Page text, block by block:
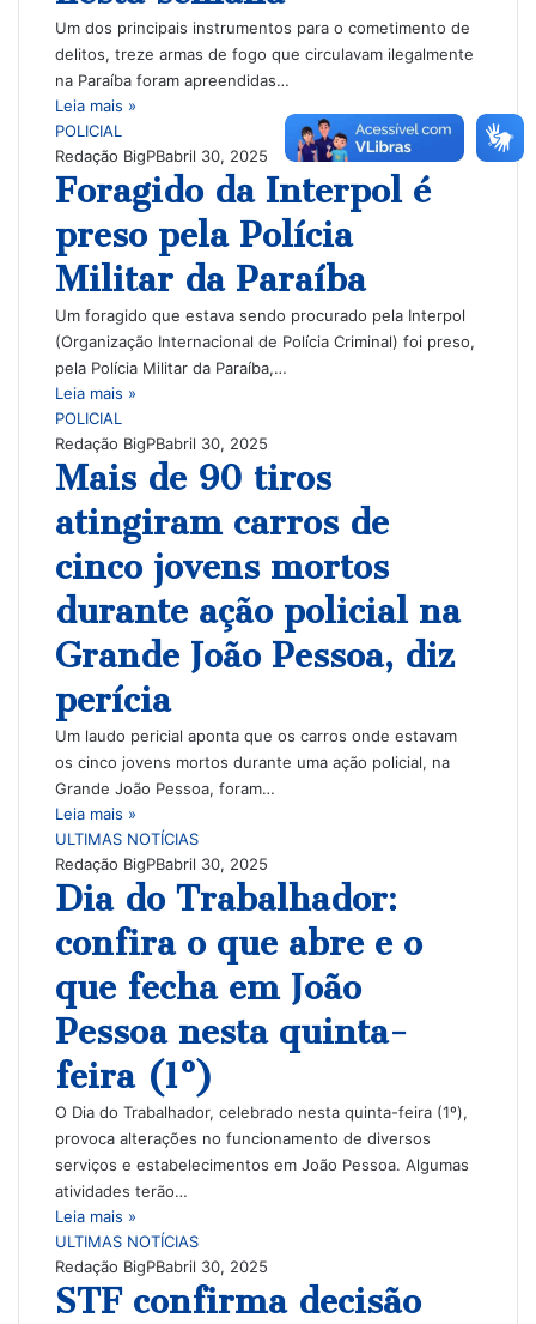
Um dos principais instrumentos para o cometimento de
delitos, treze armas de fogo que circulavam ilegalmente
na Paraíba foram apreendidas…
Leia mais »
POLICIAL
Redação BigPBabril 30, 2025
Foragido da Interpol é
preso pela Polícia
Militar da Paraíba
Um foragido que estava sendo procurado pela Interpol
(Organização Internacional de Polícia Criminal) foi preso,
pela Polícia Militar da Paraíba,…
Leia mais »
POLICIAL
Redação BigPBabril 30, 2025
Mais de 90 tiros
atingiram carros de
cinco jovens mortos
durante ação policial na
Grande João Pessoa, diz
perícia
Um laudo pericial aponta que os carros onde estavam
os cinco jovens mortos durante uma ação policial, na
Grande João Pessoa, foram…
Leia mais »
ULTIMAS NOTÍCIAS
Redação BigPBabril 30, 2025
Dia do Trabalhador:
confira o que abre e o
que fecha em João
Pessoa nesta quinta-
feira (1º)
O Dia do Trabalhador, celebrado nesta quinta-feira (1º),
provoca alterações no funcionamento de diversos
serviços e estabelecimentos em João Pessoa. Algumas
atividades terão…
Leia mais »
ULTIMAS NOTÍCIAS
Redação BigPBabril 30, 2025
STF confirma decisão